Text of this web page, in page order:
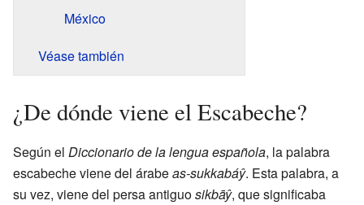
México
Véase también
¿De dónde viene el Escabeche?
Según el Diccionario de la lengua española, la palabra
escabeche viene del árabeas-sukkabáŷ. Esta palabra, a
su vez, viene del persa antiguosikbāŷ, que significaba